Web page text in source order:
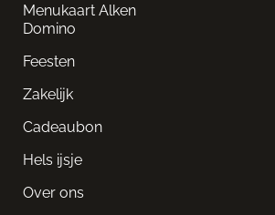
Menukaart Alken
Domino
Feesten
Zakelijk
Cadeaubon
Hels ijsje
Over ons